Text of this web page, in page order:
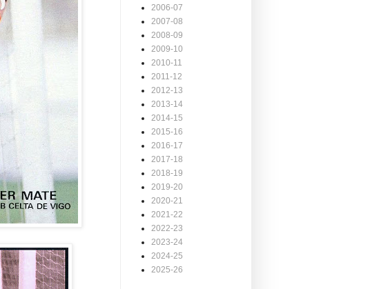
2006-07
2007-08
2008-09
2009-10
2010-11
2011-12
2012-13
2013-14
2014-15
2015-16
2016-17
2017-18
2018-19
2019-20
2020-21
2021-22
2022-23
2023-24
2024-25
2025-26